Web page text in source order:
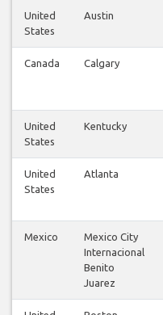
United
States
Austin
Canada Calgary
United
States
Kentucky
United
States
Atlanta
Mexico
Mexico City
Internacional
Benito
Juarez